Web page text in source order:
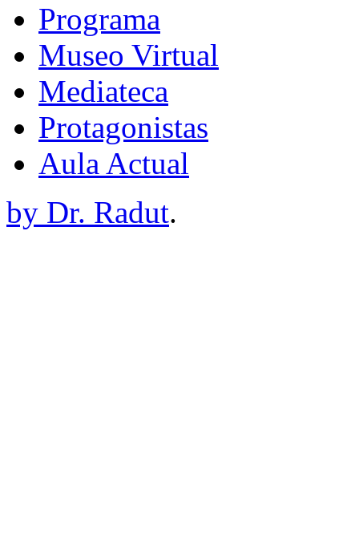
Programa
Museo Virtual
Mediateca
Protagonistas
Aula Actual
by Dr. Radut.